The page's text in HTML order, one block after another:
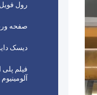
رول
صفحه
دیسک
فیلم
آلومینیوم